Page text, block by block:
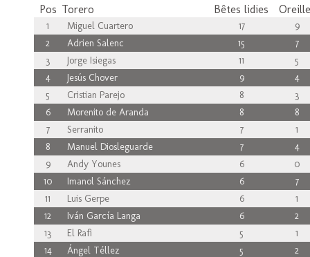
Pos Torero Bêtes lidies
1 Miguel Cuartero 17
9
2
Adrien Salenc 15
7
3
Jorge Isiegas 11
5
4
Jesús Chover 9
4
5
Cristian Parejo 8
3
6
Morenito de Aranda 8
8
7
Serranito 7
1
8
Manuel Diosleguarde 7
4
9
Andy Younes 6
0
10
Imanol Sánchez 6
7
11
Luis Gerpe 6
1
12
Iván García Langa 6
2
13
El Rafi 5
1
14
Ángel Téllez 5
2